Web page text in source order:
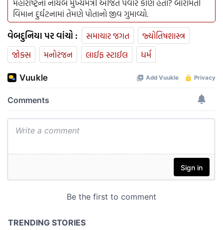
મહારાષ્ટ્રના નાયબ મુખ્યમંત્રી અજિત પવાર કોણ હતા? બારામતી
વિમાન દુર્ઘટનામાં તેમણે પોતાનો જીવ ગુમાવ્યો.
વેબદુનિયા પર વાંચો : સમાચાર જગત
જ્યોતિષશાસ્ત્ર
જોક્સ
મનોરંજન લાઈફ સ્ટાઈલ ધર્મ